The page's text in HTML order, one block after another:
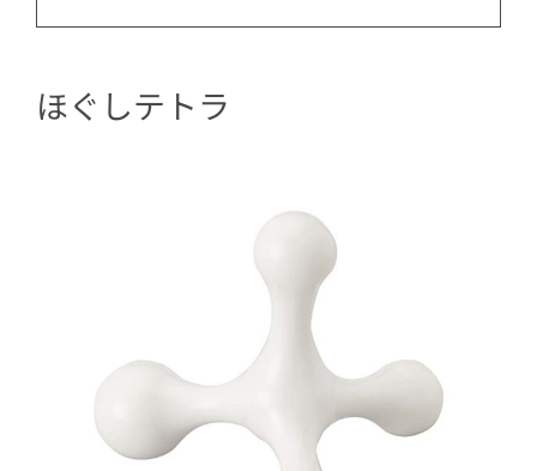
ほぐしテトラ